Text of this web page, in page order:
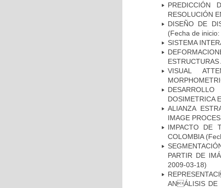
PREDICCIÓN
RESOLUCIÓN
DISEÑO DE
(Fecha de
SISTEMA
VISUAL
DOSIMETRICA
ALIANZA
IMAGE
IMPACTO DE
COLOMBIA
PARTIR DE
2009-03-18)
ANÁLISIS DE